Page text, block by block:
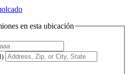
en esta ubicación